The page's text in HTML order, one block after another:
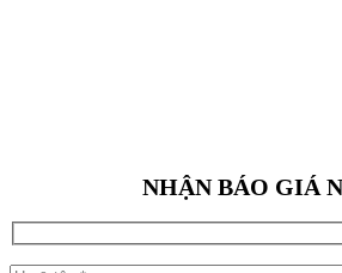
NHẬN BÁO GIÁ